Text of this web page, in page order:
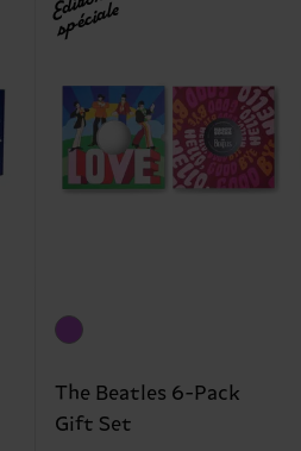
spéciale
The Beatles 6-Pack
Gift Set